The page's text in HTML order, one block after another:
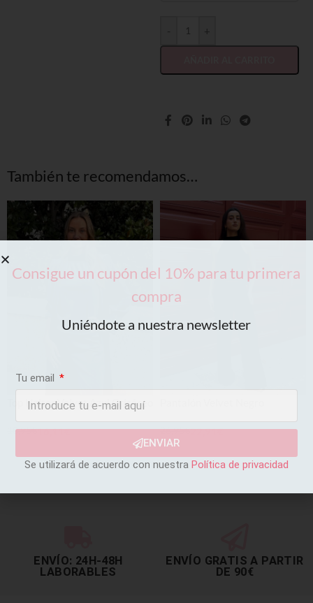
+
También te recomendamos…
Top Halter Velvet Azul Grisáceo
18,95€16,11€ 26,95€22,91€
ENVÍO: 24H-48H
LABORABLES
ENVÍO GRATIS A PARTIR
DE 90€
Consigue un cupón del 10% para tu primera
compra
Uniéndote a nuestra newsletter
Tu email
ENVIAR
Se utilizará de acuerdo con nuestra Política de privacidad